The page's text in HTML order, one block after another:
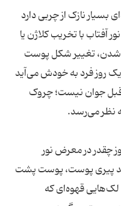
نازک از چربی دارد
آفتاب با تخریب کلاژن یا
شدن، تغییر شکل پوست
روز فرد به خودش می‌آید
جوان نیست؛ چروک
چقدر در معرض نور
پیری پوست، پوست پشت
قهوه‌ای که